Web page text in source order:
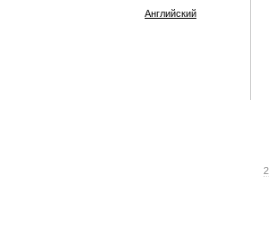
Английский
2